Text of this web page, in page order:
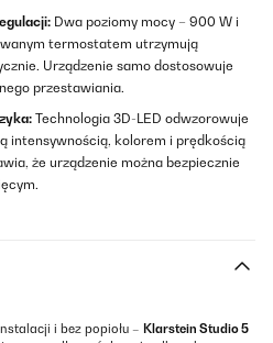
Dwa poziomy mocy – 900 W i
termostatem utrzymują
Urządzenie samo dostosowuje
przestawiania.
Technologia 3D-LED odwzorowuje
intensywnością, kolorem i prędkością
że urządzenie można bezpiecznie
i bez popiołu – Klarstein Studio 5